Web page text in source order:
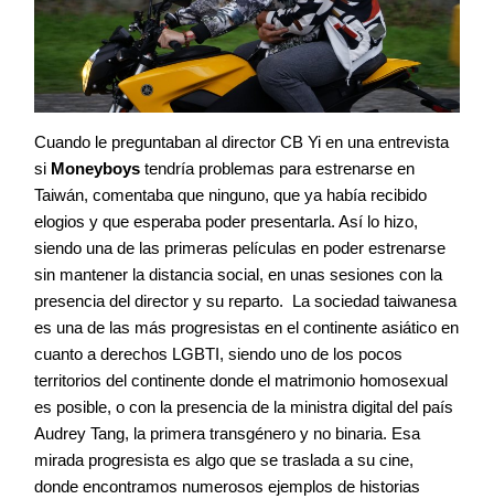
Cuando le preguntaban al director CB Yi en una entrevista
si Moneyboys tendría problemas para estrenarse en
Taiwán, comentaba que ninguno, que ya había recibido
elogios y que esperaba poder presentarla. Así lo hizo,
siendo una de las primeras películas en poder estrenarse
sin mantener la distancia social, en unas sesiones con la
presencia del director y su reparto. La sociedad taiwanesa
es una de las más progresistas en el continente asiático en
cuanto a derechos LGBTI, siendo uno de los pocos
territorios del continente donde el matrimonio homosexual
es posible, o con la presencia de la ministra digital del país
Audrey Tang, la primera transgénero y no binaria. Esa
mirada progresista es algo que se traslada a su cine,
donde encontramos numerosos ejemplos de historias